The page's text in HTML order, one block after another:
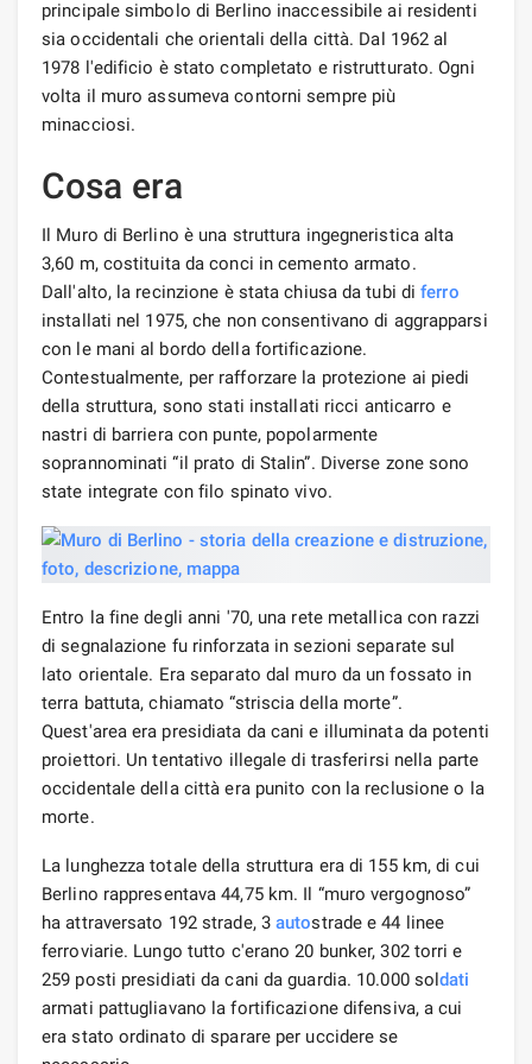
principale simbolo di Berlino inaccessibile ai residenti
sia occidentali che orientali della città. Dal 1962 al
1978 l'edificio è stato completato e ristrutturato. Ogni
volta il muro assumeva contorni sempre più
minacciosi.
Cosa era
Il Muro di Berlino è una struttura ingegneristica alta
3,60 m, costituita da conci in cemento armato.
Dall'alto, la recinzione è stata chiusa da tubi diferro
installati nel 1975, che non consentivano di aggrapparsi
con le mani al bordo della fortificazione.
Contestualmente, per rafforzare la protezione ai piedi
della struttura, sono stati installati ricci anticarro e
nastri di barriera con punte, popolarmente
soprannominati “il prato di Stalin”. Diverse zone sono
state integrate con filo spinato vivo.
Entro la fine degli anni '70, una rete metallica con razzi
di segnalazione fu rinforzata in sezioni separate sul
lato orientale. Era separato dal muro da un fossato in
terra battuta, chiamato “striscia della morte”.
Quest'area era presidiata da cani e illuminata da potenti
proiettori. Un tentativo illegale di trasferirsi nella parte
occidentale della città era punito con la reclusione o la
morte.
La lunghezza totale della struttura era di 155 km, di cui
Berlino rappresentava 44,75 km. Il “muro vergognoso”
ha attraversato 192 strade, 3autostrade e 44 linee
ferroviarie. Lungo tutto c'erano 20 bunker, 302 torri e
259 posti presidiati da cani da guardia. 10.000 soldati
armati pattugliavano la fortificazione difensiva, a cui
era stato ordinato di sparare per uccidere se